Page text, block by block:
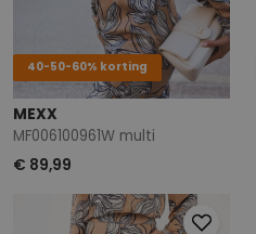
40-50-60% korting
MEXX
MF006100961W multi
€ 89,99